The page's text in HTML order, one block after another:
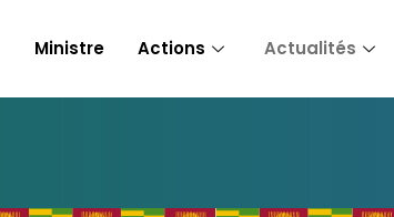
Ministre Actions Actualités